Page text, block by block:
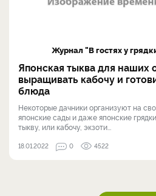
Журнал "В гостях у
Японская тыква для наших
выращивать кабочу и
блюда
Некоторые дачники организуют на
японские сады и даже японские
тыкву, или кабочу, экзоти...
18.01.2022 0 4522